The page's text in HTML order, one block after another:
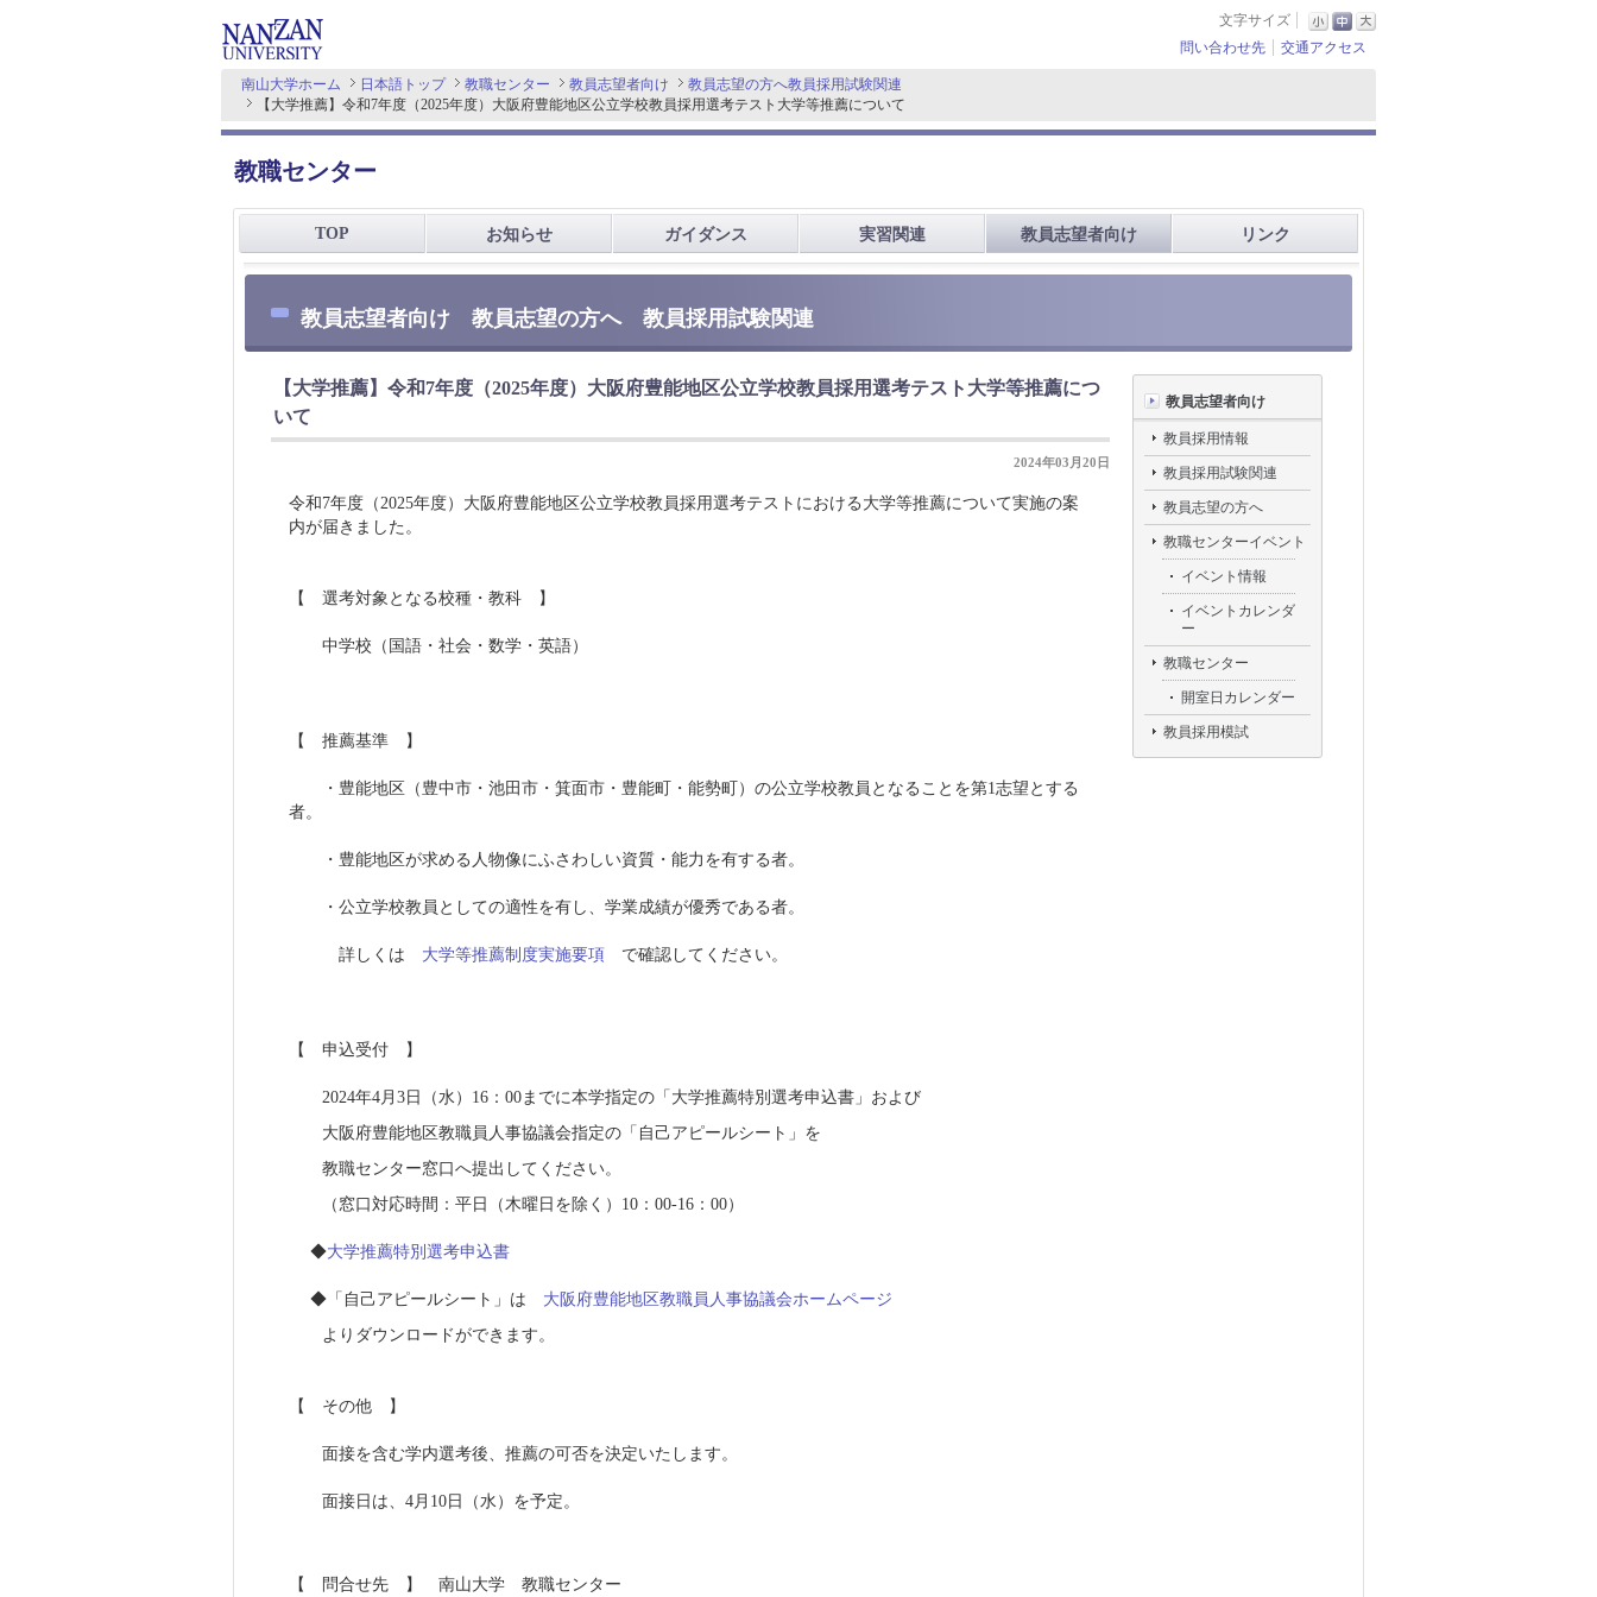
文字サイズ
問い合わせ先
交通アクセス
南山大学ホーム 日本語トップ 教職センター 教員志望者向け 教員志望の方へ教員採用試験関連
【大学推薦】令和7年度（2025年度）大阪府豊能地区公立学校教員採用選考テスト大学等推薦について
教職センター
TOP お知らせ ガイダンス 実習関連 教員志望者向け リンク
教員志望者向け 教員志望の方へ 教員採用試験関連
【大学推薦】令和7年度（2025年度）大阪府豊能地区公立学校教員採用選考テスト大学等推薦につ
いて
2024年03月20日
令和7年度（2025年度）大阪府豊能地区公立学校教員採用選考テストにおける大学等推薦について実施の案
内が届きました。
【 選考対象となる校種・教科 】
中学校（国語・社会・数学・英語）
【 推薦基準 】
・豊能地区（豊中市・池田市・箕面市・豊能町・能勢町）の公立学校教員となることを第1志望とする
者。
・豊能地区が求める人物像にふさわしい資質・能力を有する者。
・公立学校教員としての適性を有し、学業成績が優秀である者。
詳しくは 大学等推薦制度実施要項 で確認してください。
【 申込受付 】
2024年4月3日（水）16：00までに本学指定の「大学推薦特別選考申込書」および
大阪府豊能地区教職員人事協議会指定の「自己アピールシート」を
教職センター窓口へ提出してください。
（窓口対応時間：平日（木曜日を除く）10：00-16：00）
◆大学推薦特別選考申込書
◆「自己アピールシート」は 大阪府豊能地区教職員人事協議会ホームページ
よりダウンロードができます。
【 その他 】
面接を含む学内選考後、推薦の可否を決定いたします。
面接日は、4月10日（水）を予定。
【 問合せ先 】 南山大学 教職センター
教員志望者向け
教員採用情報
教員採用試験関連
教員志望の方へ
教職センターイベント
イベント情報
イベントカレンダ
ー
教職センター
開室日カレンダー
教員採用模試